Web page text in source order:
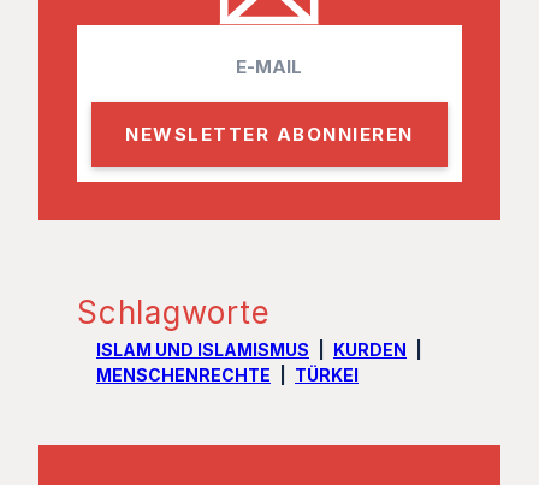
a
l
Schlagworte
ISLAM UND ISLAMISMUS
KURDEN
MENSCHENRECHTE
TÜRKEI